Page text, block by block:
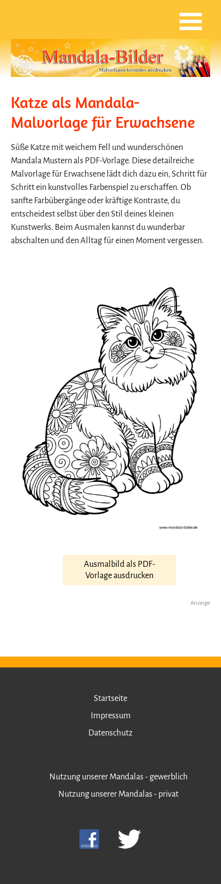
Katze als Mandala-
Malvorlage für Erwachsene
Süße Katze mit weichem Fell und wunderschönen
Mandala Mustern als PDF-Vorlage. Diese detailreiche
Malvorlage für Erwachsene lädt dich dazu ein, Schritt für
Schritt ein kunstvolles Farbenspiel zu erschaffen. Ob
sanfte Farbübergänge oder kräftige Kontraste, du
entscheidest selbst über den Stil deines kleinen
Kunstwerks. Beim Ausmalen kannst du wunderbar
abschalten und den Alltag für einen Moment vergessen.
Ausmalbild als PDF-
Vorlage ausdrucken
Anzeige
Startseite
Impressum
Datenschutz
Nutzung unserer Mandalas - gewerblich
Nutzung unserer Mandalas - privat